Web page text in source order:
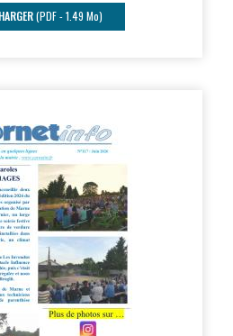
(PDF - 1.49 Mo)